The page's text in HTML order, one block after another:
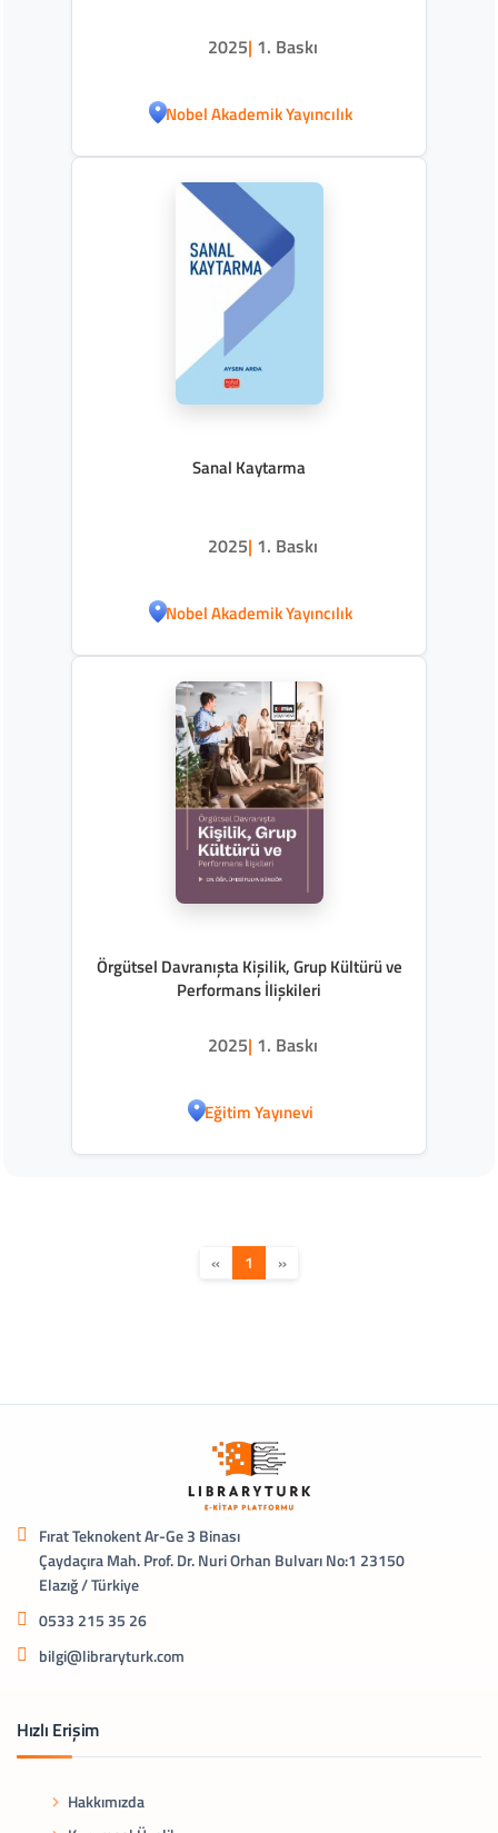
2025| 1. Baskı
Nobel Akademik Yayıncılık
Sanal Kaytarma
2025| 1. Baskı
Nobel Akademik Yayıncılık
Örgütsel Davranışta Kişilik, Grup Kültürü ve
Performans İlişkileri
2025| 1. Baskı
Eğitim Yayınevi
« 1 »
Fırat Teknokent Ar-Ge 3 Binası
Çaydaçıra Mah. Prof. Dr. Nuri Orhan Bulvarı No:1 23150
Elazığ / Türkiye
0533 215 35 26
bilgi@libraryturk.com
Hızlı Erişim
Hakkımızda